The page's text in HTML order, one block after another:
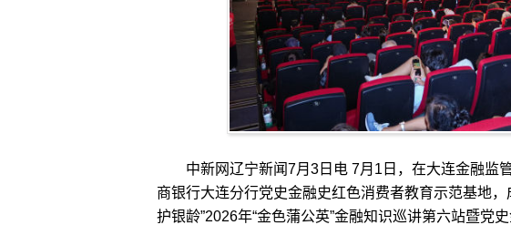
中新网辽宁新闻7月3日电 7月1日，在大连金融监
商银行大连分行党史金融史红色消费者教育示范基地
护银龄”2026年“金色蒲公英”金融知识巡讲第六站暨党